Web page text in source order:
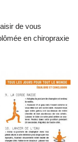
de vous
en chiropraxie